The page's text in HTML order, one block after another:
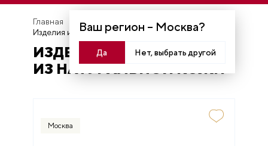
Ваш регион – Москва?
Да Нет, выбрать другой
Главная
Изделия из натуральной кожи
ИЗДЕЛИЯ
ИЗ НАТУРАЛЬНОЙ КОЖИ
Москва